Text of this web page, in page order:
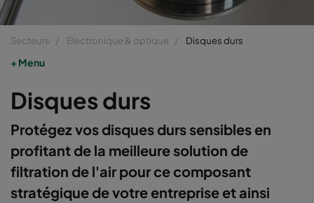
Secteurs Électronique & optique Disques durs
Menu
Disques durs
Protégez vos disques durs sensibles en
profitant de la meilleure solution de
filtration de l'air pour ce composant
stratégique de votre entreprise et ainsi